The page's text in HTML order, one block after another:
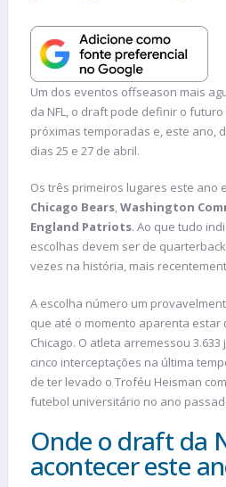
Um dos eventos offseason mais
da NFL, o draft pode definir o
próximas temporadas e, este ano,
dias 25 e 27 de abril.
Os três primeiros lugares este ano
Chicago Bears,Washington
England Patriots. Ao que tudo
escolhas devem ser de
vezes na história, mais
A escolha número um
que até o momento aparenta estar
Chicago. O atleta arremessou
cinco interceptações na última
de ter levado o Troféu Heisman
futebol universitário no ano
Onde o draft da
acontecer este